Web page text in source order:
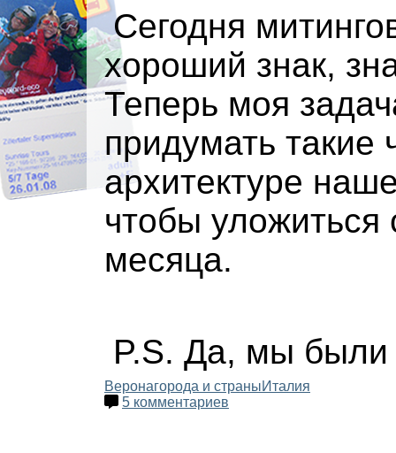
Сегодня
хороший знак,
Теперь моя
придумать
архитектуре
чтобы уложиться
месяца.
P.S. Да, мы
Веронагорода и страныИталия
5 комментариев